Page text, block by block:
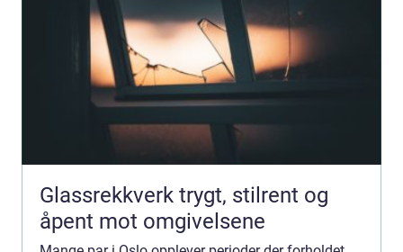
Glassrekkverk trygt, stilrent og
åpent mot omgivelsene